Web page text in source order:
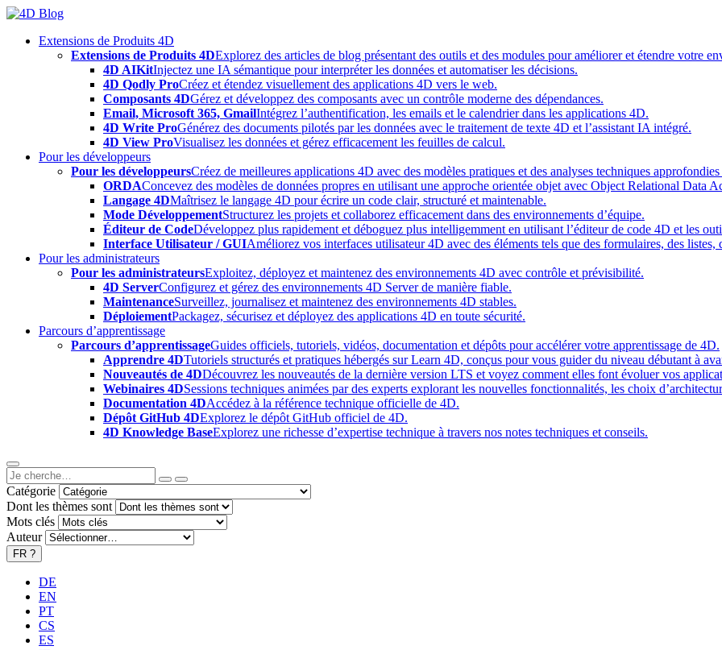
Skip
contentExtensions de Produits 4D
Extensions de Produits 4DExplorez des articles de blog présentant des outils et des modules pour améliorer et étendre votre
4D AIKitInjectez une IA sémantique pour interpréter les données et automatiser les décisions.
4D Qodly ProCréez et étendez visuellement des applications 4D vers le web.
Composants 4DGérez et développez des composants avec un contrôle moderne des dépendances.
Email, Microsoft 365, GmailIntégrez l’authentification, les emails et le calendrier dans les applications 4D.
4D Write ProGénérez des documents pilotés par les données avec le traitement de texte 4D et l’assistant IA intégré.
4D View ProVisualisez les données et gérez efficacement les feuilles de calcul.
Pour les développeurs
Pour les développeursCréez de meilleures applications 4D avec des modèles pratiques et des analyses techniques
ORDAConcevez des modèles de données propres en utilisant une approche orientée objet avec Object Relational Data
Langage 4DMaîtrisez le langage 4D pour écrire un code clair, structuré et maintenable.
Mode DéveloppementStructurez les projets et collaborez efficacement dans des environnements d’équipe.
Éditeur de CodeDéveloppez plus rapidement et déboguez plus intelligemment en utilisant l’éditeur de code 4D et les
Interface Utilisateur / GUIAméliorez vos interfaces utilisateur 4D avec des éléments tels que des formulaires, des listes,
Pour les administrateurs
Pour les administrateursExploitez, déployez et maintenez des environnements 4D avec contrôle et prévisibilité.
4D ServerConfigurez et gérez des environnements 4D Server de manière fiable.
MaintenanceSurveillez, journalisez et maintenez des environnements 4D stables.
DéploiementPackagez, sécurisez et déployez des applications 4D en toute sécurité.
Parcours d’apprentissage
Parcours d’apprentissageGuides officiels, tutoriels, vidéos, documentation et dépôts pour accélérer votre apprentissage de 4D.
Apprendre 4DTutoriels structurés et pratiques hébergés sur Learn 4D, conçus pour vous guider du niveau débutant à
Nouveautés de 4DDécouvrez les nouveautés de la dernière version LTS et voyez comment elles font évoluer vos
Webinaires 4DSessions techniques animées par des experts explorant les nouvelles fonctionnalités, les choix
Documentation 4DAccédez à la référence technique officielle de 4D.
Dépôt GitHub 4DExplorez le dépôt GitHub officiel de 4D.
4D Knowledge BaseExplorez une richesse d’expertise technique à travers nos notes techniques et conseils.
Catégorie
Dont les thèmes sont
Mots clés
Auteur
FR ?
DE
EN
PT
CS
ES